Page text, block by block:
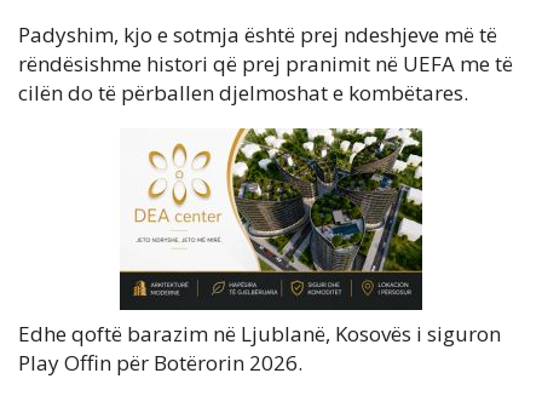
Padyshim, kjo e sotmja është prej ndeshjeve më të
rëndësishme histori që prej pranimit në UEFA me të
cilën do të përballen djelmoshat e kombëtares.
Edhe qoftë barazim në Ljublanë, Kosovës i siguron
Play Offin për Botërorin 2026.